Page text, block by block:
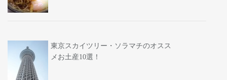
東京スカイツリー・ソラマチのオスス
メお土産10選！